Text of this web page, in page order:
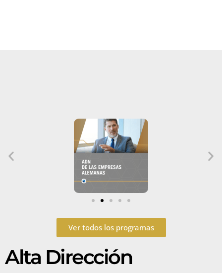
Ver todos los programas
Alta Dirección